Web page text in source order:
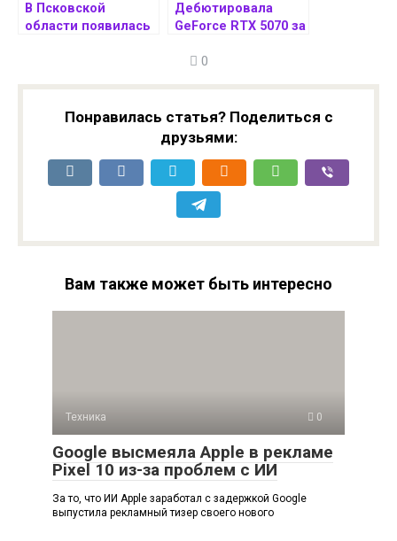
В Псковской
области появилась
Дебютировала
GeForce RTX 5070 за
доступная карта
0
Понравилась статья? Поделиться с
друзьями:
Вам также может быть интересно
Техника 0
Google высмеяла Apple в рекламе
Pixel 10 из-за проблем с ИИ
За то, что ИИ Apple заработал с задержкой Google
выпустила рекламный тизер своего нового